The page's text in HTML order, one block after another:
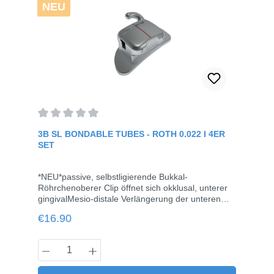
NEU
3B SL BONDABLE TUBES - ROTH 0.022 I 4ER
SET
*NEU*passive, selbstligierende Bukkal-
Röhrchenoberer Clip öffnet sich okklusal, unterer
gingivalMesio-distale Verlängerung der unteren
BisskonfliktenHäkchen weit entfernt vom
vermeidenPatentiertes Clip-Design für
reibungsloses FunktionierenMesh-Basis, flaches
Profil, kompakte und glatte Oberflächenicht
Regular price:
€16.90
Product Quantity: Enter the desired